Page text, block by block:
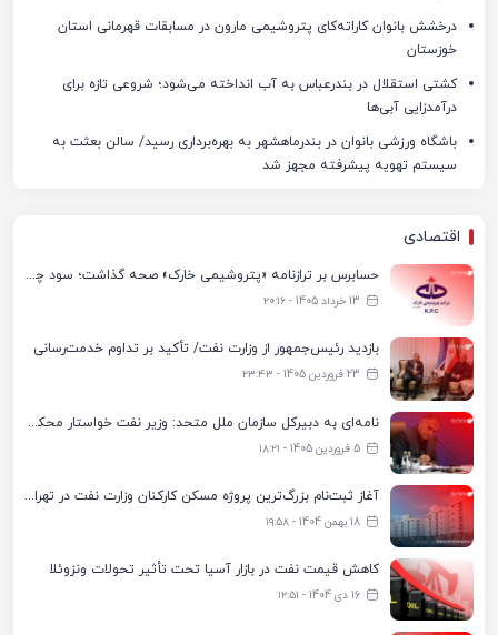
درخشش بانوان کاراته‌کای پتروشیمی مارون در مسابقات قهرمانی استان
خوزستان
کشتی استقلال در بندرعباس به آب انداخته می‌شود؛ شروعی تازه برای
درآمدزایی آبی‌ها
باشگاه ورزشی بانوان در بندرماهشهر به بهره‌برداری رسید/ سالن بعثت به
سیستم تهویه پیشرفته مجهز شد
اقتصادی
حسابرس بر ترازنامه «پتروشیمی خارک» صحه گذاشت؛ سود چشمگیر در سال مالی ۱۴۰۴
13 خرداد 1405 - ۲۰:۱۶
بازدید رئیس‌جمهور از وزارت نفت/ تأکید بر تداوم خدمت‌رسانی
23 فروردین 1405 - ۲۳:۴۳
نامه‌ای به دبیرکل سازمان ملل متحد: وزیر نفت خواستار محکومیت حمله‌ها به تأسیسات صنعت نفت ایران شد
5 فروردین 1405 - ۱۸:۲۱
آغاز ثبت‌نام بزرگ‌ترین پروژه مسکن کارکنان وزارت نفت در تهران؛ ساخت ۵ هزار واحد مسکونی
18 بهمن 1404 - ۱۹:۵۸
کاهش قیمت نفت در بازار آسیا تحت تأثیر تحولات ونزوئلا
16 دی 1404 - ۱۲:۵۱